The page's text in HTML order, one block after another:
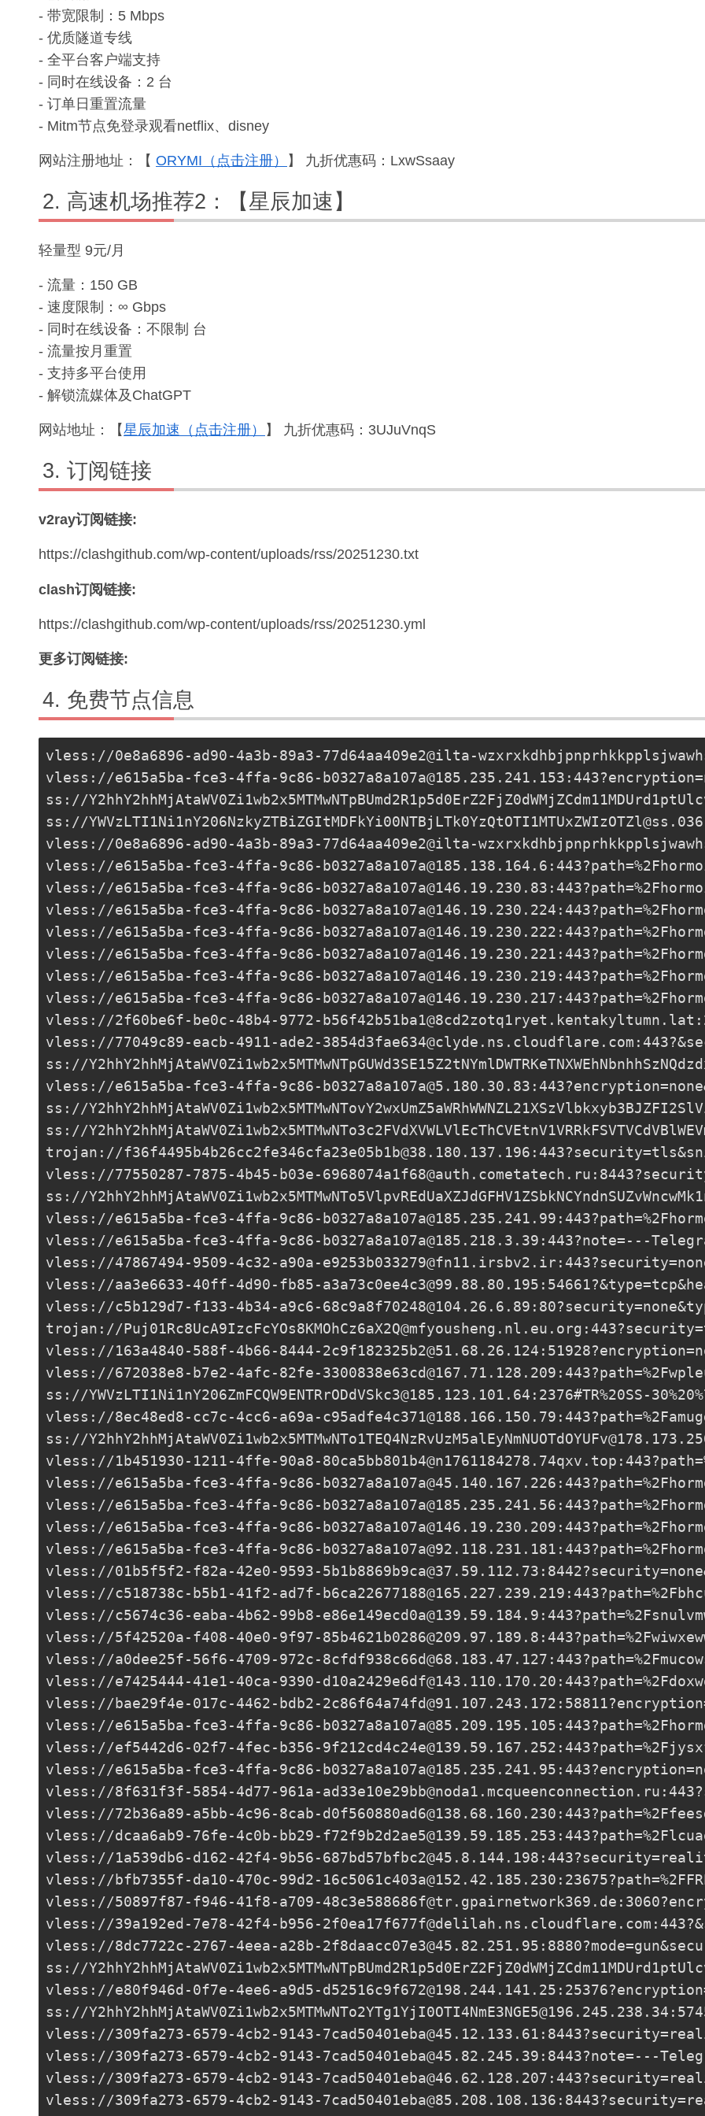
- 带宽限制：5 Mbps
- 优质隧道专线
- 全平台客户端支持
- 同时在线设备：2 台
- 订单日重置流量
- Mitm节点免登录观看netflix、disney
网站注册地址：【 ORYMI（点击注册） 】 九折优惠码：LxwSsaay
高速机场推荐2：【星辰加速】
轻量型 9元/月
- 流量：150 GB
- 速度限制：∞ Gbps
- 同时在线设备：不限制 台
- 流量按月重置
- 支持多平台使用
- 解锁流媒体及ChatGPT
网站地址：【星辰加速（点击注册） 】 九折优惠码：3UJuVnqS
订阅链接
v2ray订阅链接:
https://clashgithub.com/wp-content/uploads/rss/20251230.txt
clash订阅链接:
https://clashgithub.com/wp-content/uploads/rss/20251230.yml
更多订阅链接:
免费节点信息
vless://0e8a6896-ad90-4a3b-89a3-77d64aa409e2@ilta-
vless://e615a5ba-fce3-4ffa-9c86-b0327a8a107a@185.235.241.153
ss://
ss://
vless://0e8a6896-ad90-4a3b-89a3-77d64aa409e2@ilta-
vless://e615a5ba-fce3-4ffa-9c86-b0327a8a107a@185.138.164.6
vless://e615a5ba-fce3-4ffa-9c86-b0327a8a107a@146.19.230.83
vless://e615a5ba-fce3-4ffa-9c86-b0327a8a107a@146.19.230.224
vless://e615a5ba-fce3-4ffa-9c86-b0327a8a107a@146.19.230.222
vless://e615a5ba-fce3-4ffa-9c86-b0327a8a107a@146.19.230.221
vless://e615a5ba-fce3-4ffa-9c86-b0327a8a107a@146.19.230.219
vless://e615a5ba-fce3-4ffa-9c86-b0327a8a107a@146.19.230.217
vless://2f60be6f-be0c-48b4-9772-
vless://77049c89-eacb-4911-ade2-3854d3fae634@clyde.ns.cloudflare.com
ss://
vless://e615a5ba-fce3-4ffa-9c86-b0327a8a107a@5.180.30.83
ss://
ss://
trojan://f36f4495b4b26cc2fe346cfa23e05b1b@38.180.137.196
vless://77550287-7875-4b45-b03e-6968074a1f68@auth.cometatech.ru
ss://
vless://e615a5ba-fce3-4ffa-9c86-b0327a8a107a@185.235.241.99
vless://e615a5ba-fce3-4ffa-9c86-b0327a8a107a@185.218.3.39 :443?note=---
vless://47867494-9509-4c32-a90a-e9253b033279@fn11.irsbv2.ir
vless://aa3e6633-40ff-4d90-fb85-a3a73c0ee4c3@99.88.80.195
vless://c5b129d7-f133-4b34-a9c6-68c9a8f70248@104.26.6.89
trojan://Puj01Rc8UcA9IzcFcYOs8KMOhCz6aX2Q@mfyousheng.nl.eu.org
vless://163a4840-588f-4b66-8444-2c9f182325b2@51.68.26.124
vless://672038e8-b7e2-4afc-82fe-3300838e63cd@167.71.128.209
ss://YWVzLTI1Ni1nY206ZmFCQW9ENTRrODdVSkc3@185.123.101.64 :2376#TR%20SS-
vless://8ec48ed8-cc7c-4cc6-a69a-c95adfe4c371@188.166.150.79
ss://
vless://1b451930-1211-4ffe-90a8-80ca5bb801b4@n1761184278.74qxv.top
vless://e615a5ba-fce3-4ffa-9c86-b0327a8a107a@45.140.167.226
vless://e615a5ba-fce3-4ffa-9c86-b0327a8a107a@185.235.241.56
vless://e615a5ba-fce3-4ffa-9c86-b0327a8a107a@146.19.230.209
vless://e615a5ba-fce3-4ffa-9c86-b0327a8a107a@92.118.231.181
vless://01b5f5f2-f82a-42e0-9593-5b1b8869b9ca@37.59.112.73
vless://c518738c-b5b1-41f2-ad7f-b6ca22677188@165.227.239.219
vless://c5674c36-eaba-4b62-99b8-e86e149ecd0a@139.59.184.9
vless://5f42520a-f408-40e0-9f97-85b4621b0286@209.97.189.8
vless://a0dee25f-56f6-4709-972c-8cfdf938c66d@68.183.47.127
vless://e7425444-41e1-40ca-9390-d10a2429e6df@143.110.170.20
vless://bae29f4e-017c-4462-bdb2-2c86f64a74fd@91.107.243.172
vless://e615a5ba-fce3-4ffa-9c86-b0327a8a107a@85.209.195.105
vless://ef5442d6-02f7-4fec-b356-9f212cd4c24e@139.59.167.252
vless://e615a5ba-fce3-4ffa-9c86-b0327a8a107a@185.235.241.95
vless://8f631f3f-5854-4d77-961a-ad33e10e29bb@noda1.mcqueenconnection.ru
vless://72b36a89-a5bb-4c96-8cab-d0f560880ad6@138.68.160.230
vless://dcaa6ab9-76fe-4c0b-bb29-f72f9b2d2ae5@139.59.185.253
vless://1a539db6-d162-42f4-9b56-687bd57bfbc2@45.8.144.198
vless://bfb7355f-da10-470c-99d2-16c5061c403a@152.42.185.230
vless://50897f87-f946-41f8-a709-48c3e588686f@tr.gpairnetwork369.de
vless://39a192ed-7e78-42f4-b956-2f0ea17f677f@delilah.ns.cloudflare.com
vless://8dc7722c-2767-4eea-a28b-2f8daacc07e3@45.82.251.95
ss://
vless://e80f946d-0f7e-4ee6-a9d5-d52516c9f672@198.244.141.25
ss://
vless://309fa273-6579-4cb2-9143-7cad50401eba@45.12.133.61
vless://309fa273-6579-4cb2-9143-7cad50401eba@45.82.245.39 :8443?note=---
vless://309fa273-6579-4cb2-9143-7cad50401eba@46.62.128.207
vless://309fa273-6579-4cb2-9143-7cad50401eba@85.208.108.136